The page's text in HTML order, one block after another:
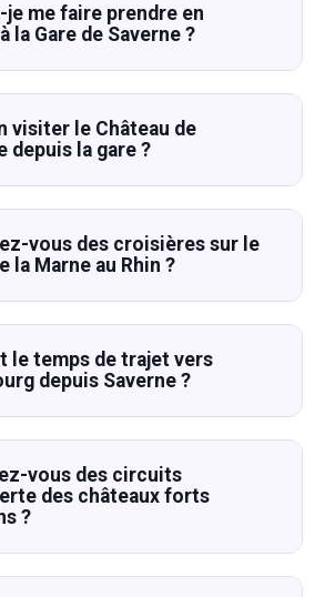
je me faire prendre en
la Gare de Saverne ?
visiter le Château de
depuis la gare ?
vous des croisières sur le
la Marne au Rhin ?
le temps de trajet vers
depuis Saverne ?
vous des circuits
des châteaux forts
?